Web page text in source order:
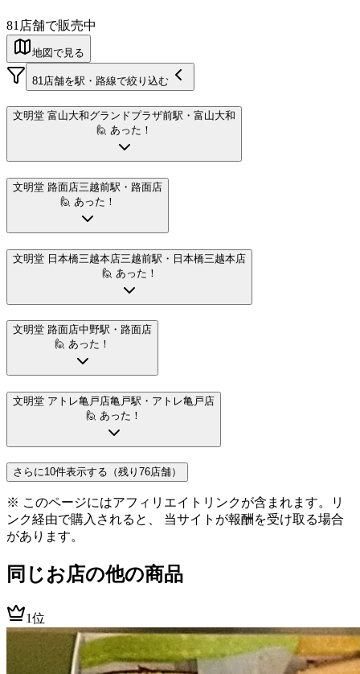
81 店舗で販売中
地図で見る
81 店舗を駅・路線で絞り込む
文明堂 富山大和グランドプラザ前駅 ・富山大和
🙋 あった！
文明堂 路面店三越前駅 ・路面店
🙋 あった！
文明堂 日本橋三越本店三越前駅 ・日本橋三越本店
🙋 あった！
文明堂 路面店中野駅 ・路面店
🙋 あった！
文明堂 アトレ亀戸店亀戸駅 ・アトレ亀戸店
🙋 あった！
さらに10件表示する（残り76店舗）
※ このページにはアフィリエイトリンクが含まれます。リ
ンク経由で購入されると、 当サイトが報酬を受け取る場合
があります。
同じお店の他の商品
1位